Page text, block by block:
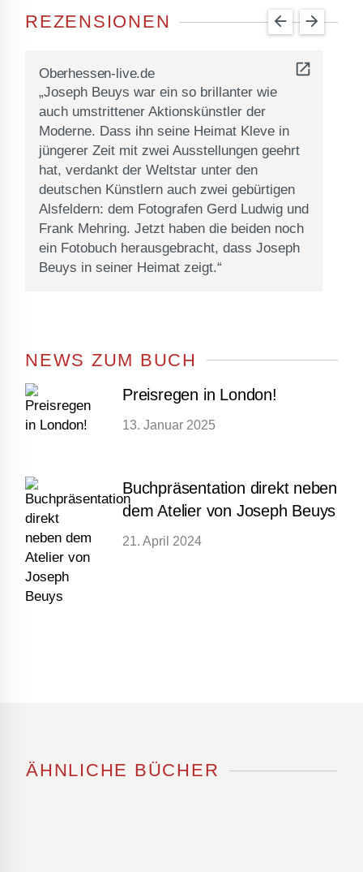
REZENSIONEN arrow_back arrow_forward
Oberhessen-live.de open_in_new
„Joseph Beuys war ein so brillanter wie
auch umstrittener Aktionskünstler der
Moderne. Dass ihn seine Heimat Kleve in
jüngerer Zeit mit zwei Ausstellungen geehrt
hat, verdankt der Weltstar unter den
deutschen Künstlern auch zwei gebürtigen
Alsfeldern: dem Fotografen Gerd Ludwig und
Frank Mehring. Jetzt haben die beiden noch
ein Fotobuch herausgebracht, dass Joseph
Beuys in seiner Heimat zeigt.“
NEWS ZUM BUCH
Preisregen in London!
13. Januar 2025
Buchpräsentation direkt neben
dem Atelier von Joseph Beuys
21. April 2024
ÄHNLICHE BÜCHER